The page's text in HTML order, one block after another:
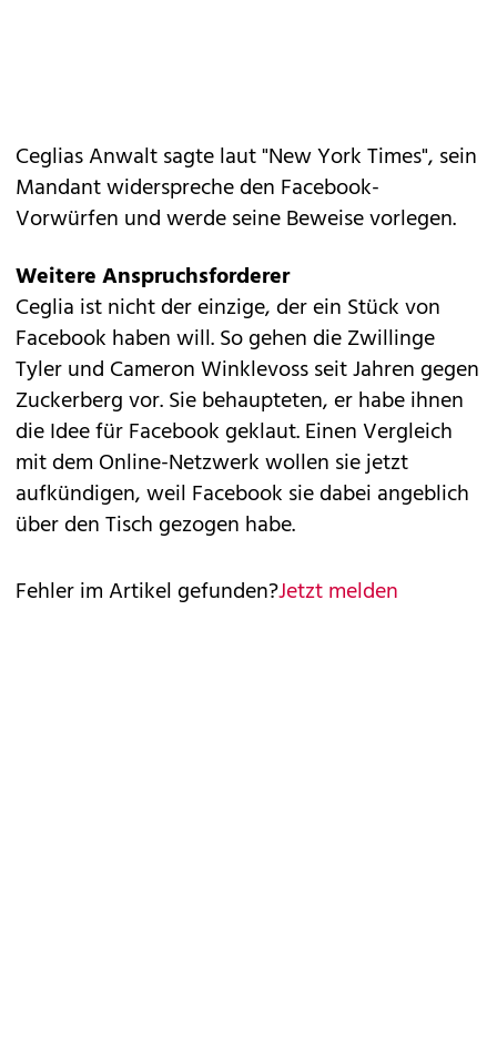
Ceglias Anwalt sagte laut "New York Times", sein
Mandant widerspreche den Facebook-
Vorwürfen und werde seine Beweise vorlegen.
Weitere Anspruchsforderer
Ceglia ist nicht der einzige, der ein Stück von
Facebook haben will. So gehen dieZwillinge
Tyler und Cameron Winklevossseit Jahren gegen
Zuckerberg vor. Sie behaupteten, er habe ihnen
die Idee für Facebook geklaut. Einen Vergleich
mit dem Online-Netzwerk wollen sie jetzt
aufkündigen, weil Facebook sie dabei angeblich
über den Tisch gezogen habe.
Fehler im Artikel gefunden?Jetzt melden